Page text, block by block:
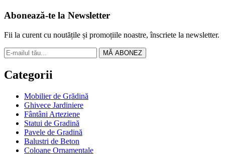
Abonează-te la Newsletter
Fii la curent cu noutățile și promoțiile noastre, înscriete la newsletter.
MĂ ABONEZ
Categorii
Mobilier de Grădină
Ghivece Jardiniere
Fântâni Arteziene
Statui de Gradină
Pavele de Gradină
Balustri de Beton
Coloane Ornamentale